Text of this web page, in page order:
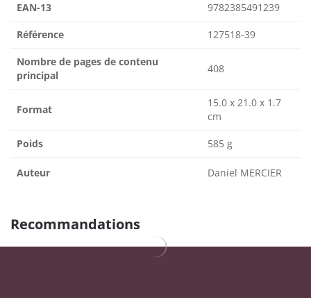
EAN-13 9782385491239
Référence 127518-39
Nombre de pages de contenu
principal
408
Format
15.0 x 21.0 x 1.7
cm
Poids 585 g
Auteur Daniel MERCIER
Recommandations